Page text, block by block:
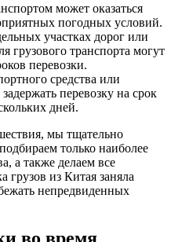
может оказаться
погодных условий.
участках дорог или
грузового транспорта могут
перевозки.
средства или
перевозку на срок
дней.
мы тщательно
только наиболее
а также делаем все
грузов из Китая заняла
непредвиденных
во время